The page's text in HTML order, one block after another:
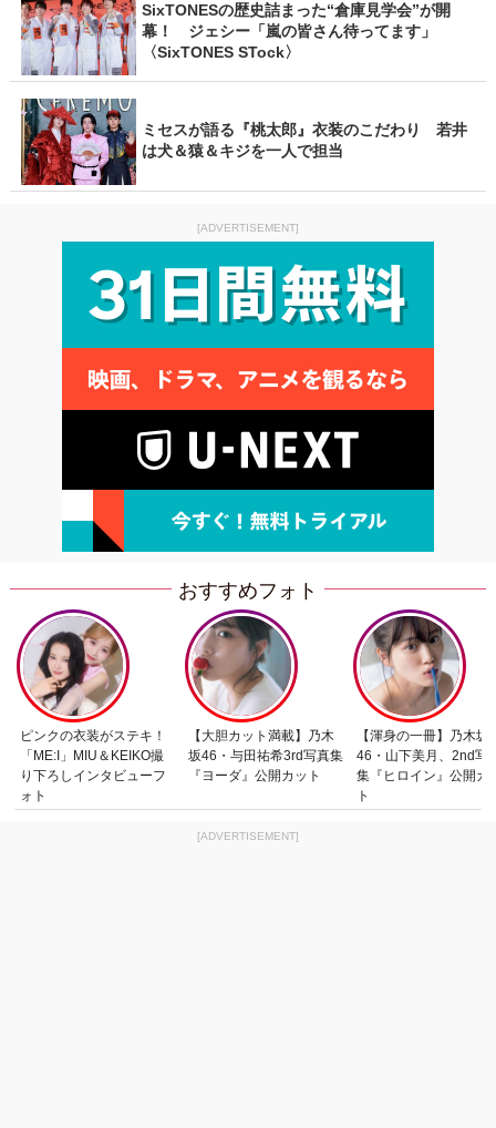
SixTONESの歴史詰まった“倉庫見学会”が開
幕！ ジェシー「嵐の皆さん待ってます」
〈SixTONES STock〉
ミセスが語る『桃太郎』衣装のこだわり 若井
は犬＆猿＆キジを一人で担当
[ADVERTISEMENT]
おすすめフォト
ピンクの衣装がステキ！
「ME:I」MIU＆KEIKO撮
り下ろしインタビューフ
ォト
【大胆カット満載】乃木
坂46・与田祐希3rd写真集
『ヨーダ』公開カット
【渾身の一冊】乃木坂
46・山下美月、2nd写
集『ヒロイン』公開カ
ト
[ADVERTISEMENT]